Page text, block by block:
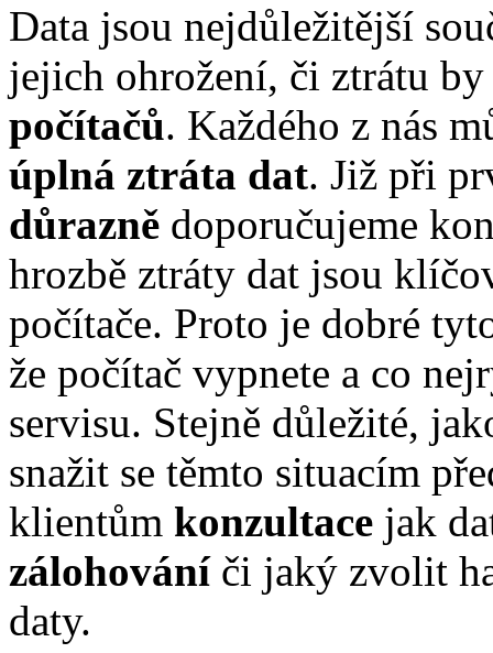
Data jsou nejdůležitější
jejich ohrožení, či ztrátu
počítačů. Každého z nás
úplná ztráta dat. Již při
důrazně doporučujeme
hrozbě ztráty dat jsou
počítače. Proto je dobré
že počítač vypnete a co
servisu. Stejně důležité,
snažit se těmto situacím
klientům konzultace jak
zálohováníči jaký zvolit
daty.